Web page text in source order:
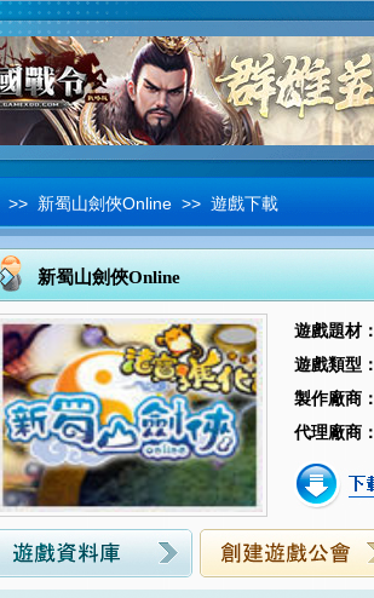
>> 新蜀山劍俠Online >> 遊戲下載
新蜀山劍俠Online
遊戲題材：
遊戲類型：
製作廠商：
代理廠商：